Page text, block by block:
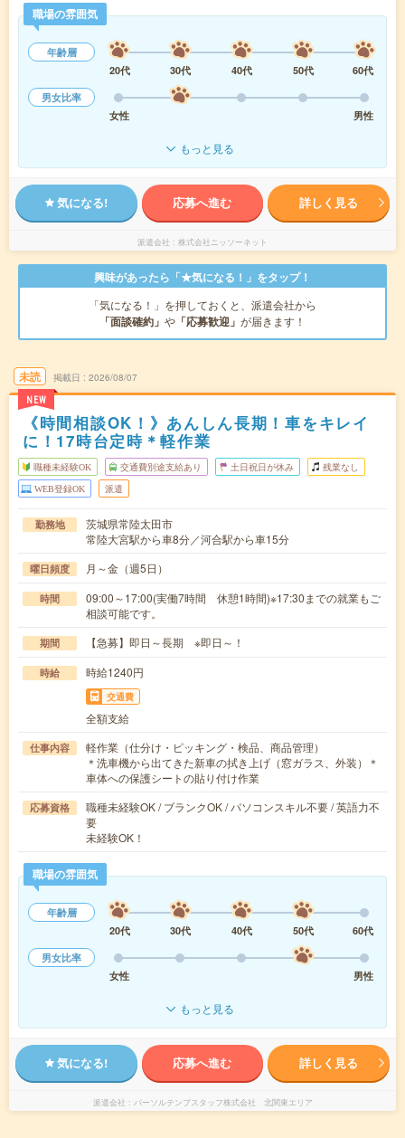
職場の雰囲気
年齢層
20代
30代 40代 50代
60代
男女比率
女性
男性
もっと見る
気になる! 応募へ進む 詳しく見る
派遣会社 株式会社ニッソーネット
興味があったら「★気になる！」をタップ！
「気になる！」を押しておくと、派遣会社から
「面談確約」 や 「応募歓迎」 が届きます！
未読
NEW
掲載日 2026/08/07
《時間相談OK！》あんしん長期！車をキレイ
に！17時台定時＊軽作業
職種未経験OK 交通費別途支給あり 土日祝日が休み 残業なし
WEB登録OK 派遣
勤務地
茨城県常陸太田市
常陸大宮駅から車8分／河合駅から車15分
曜日頻度 月～金（週5日）
時間
09:00～17:00(実働7時間 休憩1時間)※17:30までの就業もご
相談可能です。
期間 【急募】即日～長期 ※即日～！
時給 時給1240円
交通費
全額支給
仕事内容
軽作業（仕分け・ピッキング・検品、商品管理）
＊洗車機から出てきた新車の拭き上げ（窓ガラス、外装）＊
車体への保護シートの貼り付け作業
応募資格
職種未経験OK / ブランクOK / パソコンスキル不要 / 英語力不
要
未経験OK！
職場の雰囲気
年齢層
20代
30代 40代 50代
60代
男女比率
女性
男性
もっと見る
気になる! 応募へ進む 詳しく見る
派遣会社 パーソルテンプスタッフ株式会社 北関東エリア